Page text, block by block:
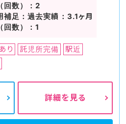
回数）：2
補足：過去実績：3.1ヶ月
回数）：1
り 託児所完備
駅近
詳細を見る